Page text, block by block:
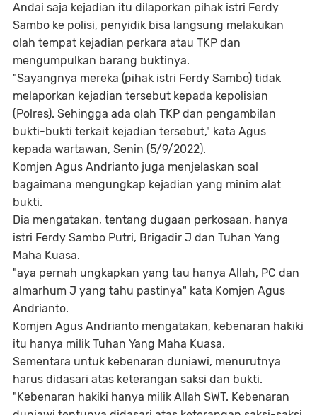
Andai saja kejadian itu dilaporkan pihak istri Ferdy
Sambo ke polisi, penyidik bisa langsung melakukan
olah tempat kejadian perkara atau TKP dan
mengumpulkan barang buktinya.
"Sayangnya mereka (pihak istri Ferdy Sambo) tidak
melaporkan kejadian tersebut kepada kepolisian
(Polres). Sehingga ada olah TKP dan pengambilan
bukti-bukti terkait kejadian tersebut," kata Agus
kepada wartawan, Senin (5/9/2022).
Komjen Agus Andrianto juga menjelaskan soal
bagaimana mengungkap kejadian yang minim alat
bukti.
Dia mengatakan, tentang dugaan perkosaan, hanya
istri Ferdy Sambo Putri, Brigadir J dan Tuhan Yang
Maha Kuasa.
"aya pernah ungkapkan yang tau hanya Allah, PC dan
almarhum J yang tahu pastinya" kata Komjen Agus
Andrianto.
Komjen Agus Andrianto mengatakan, kebenaran hakiki
itu hanya milik Tuhan Yang Maha Kuasa.
Sementara untuk kebenaran duniawi, menurutnya
harus didasari atas keterangan saksi dan bukti.
"Kebenaran hakiki hanya milik Allah SWT. Kebenaran